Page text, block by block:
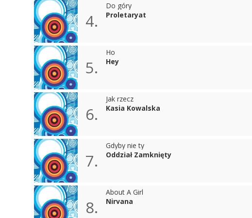
4.
Do góry
Proletaryat
5.
Ho
Hey
6.
Jak rzecz
Kasia Kowalska
7.
Gdyby nie ty
Oddział Zamknięty
8.
About A Girl
Nirvana